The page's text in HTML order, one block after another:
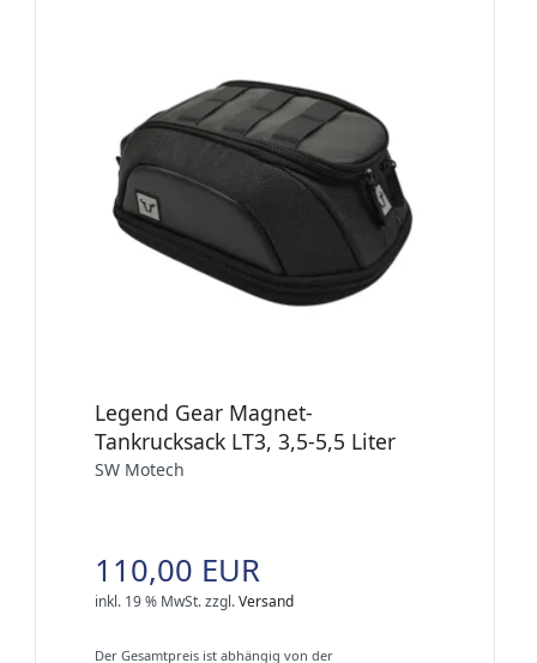
Legend Gear Magnet-
Tankrucksack LT3, 3,5-5,5 Liter
SW Motech
110,00 EUR
inkl. 19 % MwSt.zzgl.Versand
Der Gesamtpreis ist abhängig von der